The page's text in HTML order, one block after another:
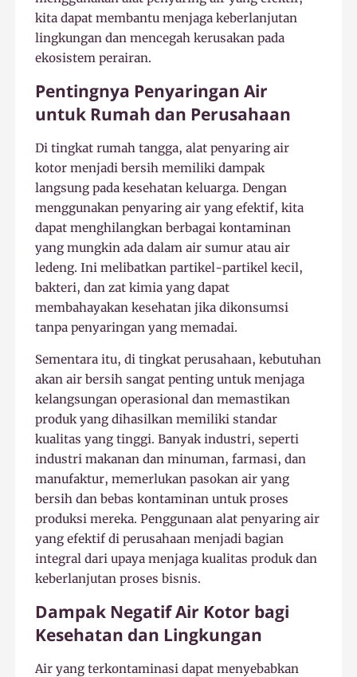
kita dapat membantu menjaga keberlanjutan
lingkungan dan mencegah kerusakan pada
ekosistem perairan.
Pentingnya Penyaringan Air
untuk Rumah dan Perusahaan
Di tingkat rumah tangga, alat penyaring air
kotor menjadi bersih memiliki dampak
langsung pada kesehatan keluarga. Dengan
menggunakan penyaring air yang efektif, kita
dapat menghilangkan berbagai kontaminan
yang mungkin ada dalam air sumur atau air
ledeng. Ini melibatkan partikel-partikel kecil,
bakteri, dan zat kimia yang dapat
membahayakan kesehatan jika dikonsumsi
tanpa penyaringan yang memadai.
Sementara itu, di tingkat perusahaan, kebutuhan
akan air bersih sangat penting untuk menjaga
kelangsungan operasional dan memastikan
produk yang dihasilkan memiliki standar
kualitas yang tinggi. Banyak industri, seperti
industri makanan dan minuman, farmasi, dan
manufaktur, memerlukan pasokan air yang
bersih dan bebas kontaminan untuk proses
produksi mereka. Penggunaan alat penyaring air
yang efektif di perusahaan menjadi bagian
integral dari upaya menjaga kualitas produk dan
keberlanjutan proses bisnis.
Dampak Negatif Air Kotor bagi
Kesehatan dan Lingkungan
Air yang terkontaminasi dapat menyebabkan